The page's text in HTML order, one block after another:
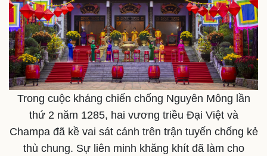
Trong cuộc kháng chiến chống Nguyên Mông lần
thứ 2 năm 1285, hai vương triều Đại Việt và
Champa đã kề vai sát cánh trên trận tuyến chống kẻ
thù chung. Sự liên minh khăng khít đã làm cho